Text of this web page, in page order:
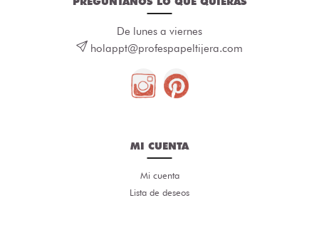
De lunes a viernes
holappt@profespapeltijera.com
MI CUENTA
Mi cuenta
Lista de deseos